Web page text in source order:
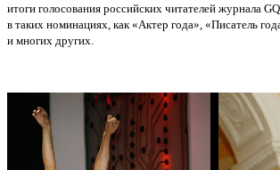
итоги голосования российских читателей журнала
в таких номинациях, как «Актер года», «Писатель
и многих других.